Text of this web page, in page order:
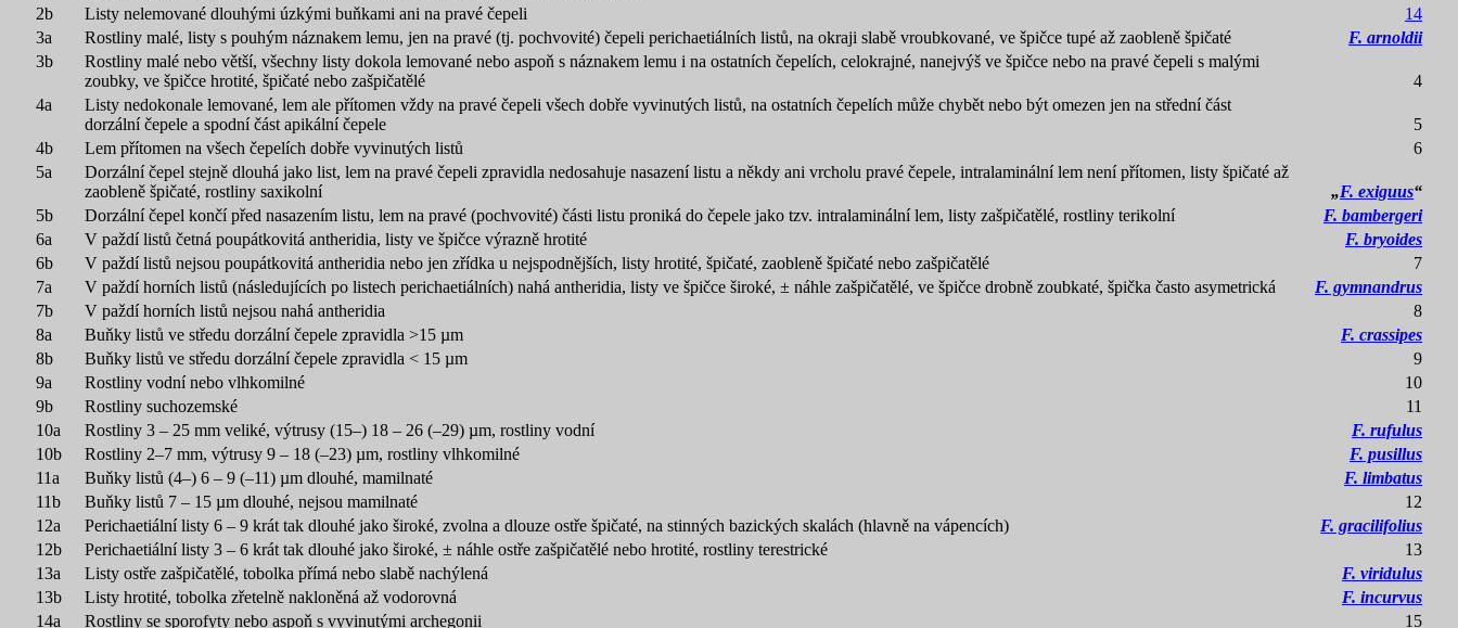
2b
Listy nelemované dlouhými úzkými buňkami ani na pravé čepeli
14
3a
Rostliny malé, listy s pouhým náznakem lemu, jen na pravé (tj. pochvovité) čepeli perichaetiálních listů, na okraji slabě vroubkované, ve špičce tupé až zaobleně špičaté
F. arnoldii
3b
Rostliny malé nebo větší, všechny listy dokola lemované nebo aspoň s náznakem lemu i na ostatních čepelích, celokrajné, nanejvýš ve špičce nebo na pravé čepeli s malými
zoubky, ve špičce hrotité, špičaté nebo zašpičatělé
4
4a
Listy nedokonale lemované, lem ale přítomen vždy na pravé čepeli všech dobře vyvinutých listů, na ostatních čepelích může chybět nebo být omezen jen na střední část
dorzální čepele a spodní část apikální čepele
5
4b
Lem přítomen na všech čepelích dobře vyvinutých listů
6
5a
Dorzální čepel stejně dlouhá jako list, lem na pravé čepeli zpravidla nedosahuje nasazení listu a někdy ani vrcholu pravé čepele, intralaminální lem není přítomen, listy špičaté až
zaobleně špičaté, rostliny saxikolní
„F. exiguus“
5b
Dorzální čepel končí před nasazením listu, lem na pravé (pochvovité) části listu proniká do čepele jako tzv. intralaminální lem, listy zašpičatělé, rostliny terikolní
F. bambergeri
6a
V paždí listů četná poupátkovitá antheridia, listy ve špičce výrazně hrotité
F. bryoides
6b
V paždí listů nejsou poupátkovitá antheridia nebo jen zřídka u nejspodnějších, listy hrotité, špičaté, zaobleně špičaté nebo zašpičatělé
7
7a
V paždí horních listů (následujících po listech perichaetiálních) nahá antheridia, listy ve špičce široké, ± náhle zašpičatělé, ve špičce drobně zoubkaté, špička často asymetrická
F. gymnandrus
7b
V paždí horních listů nejsou nahá antheridia
8
8a
Buňky listů ve středu dorzální čepele zpravidla >15 µm
F. crassipes
8b
Buňky listů ve středu dorzální čepele zpravidla < 15 µm
9
9a
Rostliny vodní nebo vlhkomilné
10
9b
Rostliny suchozemské
11
10a
Rostliny 3 – 25 mm veliké, výtrusy (15–) 18 – 26 (–29) µm, rostliny vodní
F. rufulus
10b
Rostliny 2–7 mm, výtrusy 9 – 18 (–23) µm, rostliny vlhkomilné
F. pusillus
11a
Buňky listů (4–) 6 – 9 (–11) µm dlouhé, mamilnaté
F. limbatus
11b
Buňky listů 7 – 15 µm dlouhé, nejsou mamilnaté
12
12a
Perichaetiální listy 6 – 9 krát tak dlouhé jako široké, zvolna a dlouze ostře špičaté, na stinných bazických skalách (hlavně na vápencích)
F. gracilifolius
12b
Perichaetiální listy 3 – 6 krát tak dlouhé jako široké, ± náhle ostře zašpičatělé nebo hrotité, rostliny terestrické
13
13a
Listy ostře zašpičatělé, tobolka přímá nebo slabě nachýlená
F. viridulus
13b
Listy hrotité, tobolka zřetelně nakloněná až vodorovná
F. incurvus
14a
Rostliny se sporofyty nebo aspoň s vyvinutými archegonii
15